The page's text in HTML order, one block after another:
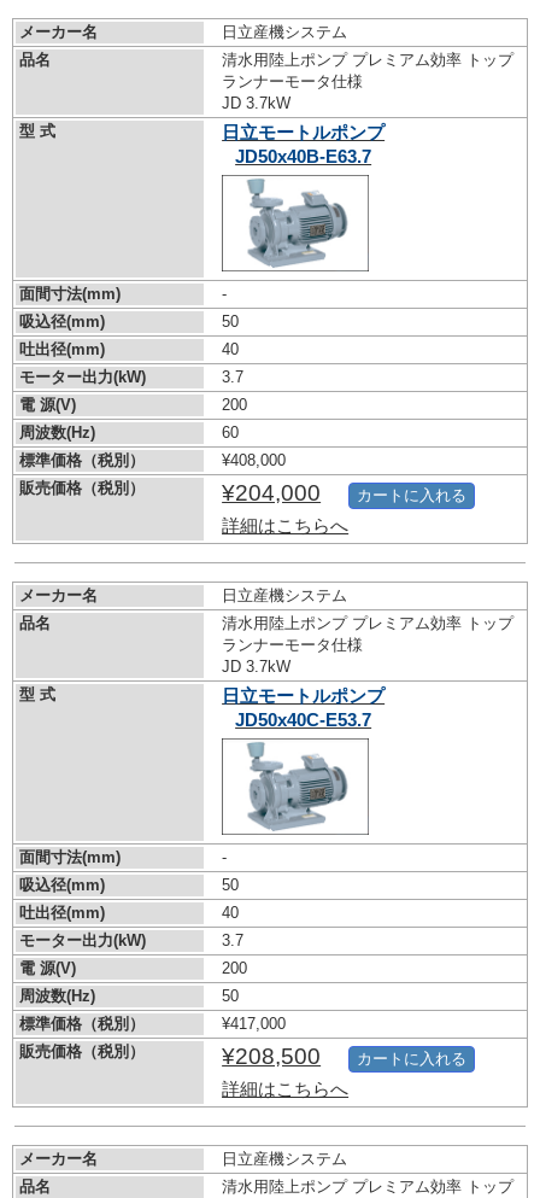
メーカー名
日立産機システム
品名
清水用陸上ポンプ プレミアム効率 トップ
ランナーモータ仕様
JD 3.7kW
型 式
日立モートルポンプ
JD50x40B-E63.7
面間寸法(mm)
-
吸込径(mm)
50
吐出径(mm)
40
モーター出力(kW)
3.7
電 源(V)
200
周波数(Hz)
60
標準価格（税別）
¥408,000
販売価格（税別）
¥204,000
詳細はこちらへ
カートに入れる
メーカー名
日立産機システム
品名
清水用陸上ポンプ プレミアム効率 トップ
ランナーモータ仕様
JD 3.7kW
型 式
日立モートルポンプ
JD50x40C-E53.7
面間寸法(mm)
-
吸込径(mm)
50
吐出径(mm)
40
モーター出力(kW)
3.7
電 源(V)
200
周波数(Hz)
50
標準価格（税別）
¥417,000
販売価格（税別）
¥208,500
詳細はこちらへ
カートに入れる
メーカー名
日立産機システム
品名
清水用陸上ポンプ プレミアム効率 トップ